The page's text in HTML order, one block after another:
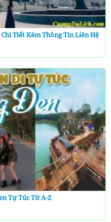
Tiết Kèm Thông Tin Liên Hệ
Tự Túc Từ A-Z